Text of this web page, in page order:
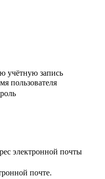
учётную запись
пользователя
электронной почты
почте.